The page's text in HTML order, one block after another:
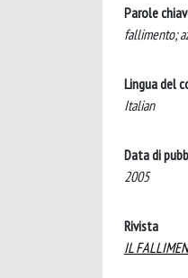
Parole
fallimento;
Lingua del
Italian
Data di
2005
Rivista
IL